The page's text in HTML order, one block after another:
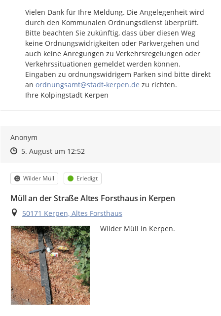
Vielen Dank für Ihre Meldung. Die Angelegenheit wird
durch den Kommunalen Ordnungsdienst überprüft.
Bitte beachten Sie zukünftig, dass über diesen Weg
keine Ordnungswidrigkeiten oder Parkvergehen und
auch keine Anregungen zu Verkehrsregelungen oder
Verkehrssituationen gemeldet werden können.
Eingaben zu ordnungswidrigem Parken sind bitte direkt
an ordnungsamt@stadt-kerpen.de zu richten.
Ihre Kolpingstadt Kerpen
Anonym
Zeitpunkt des Erstellens
Zeitpunkt des Erstellens
5. August um 12:52Zur Äußerung
Kategorie
Wilder Müll Status
Erledigt
Müll an der Straße Altes Forsthaus in Kerpen
Ort
50171 Kerpen, Altes Forsthaus
Wilder Müll in Kerpen.